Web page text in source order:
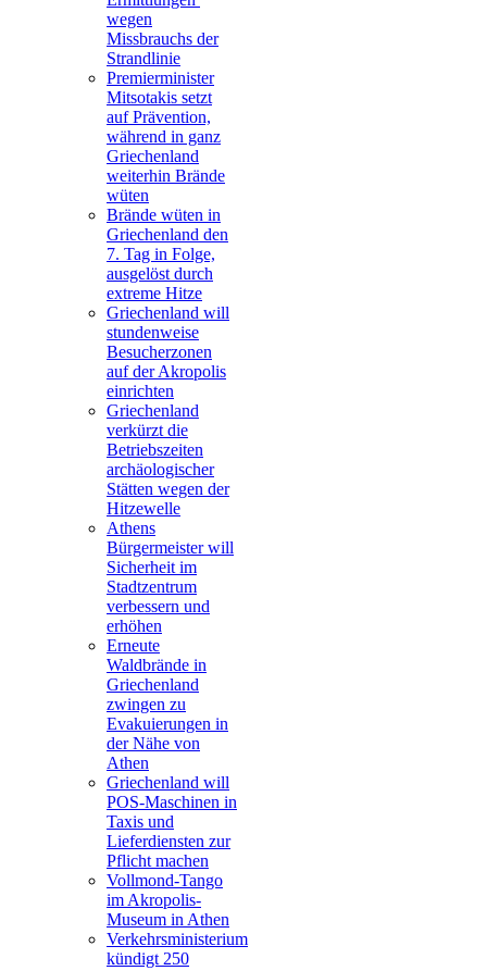
wegen
Missbrauchs der
Strandlinie
Premierminister
Mitsotakis setzt
auf Prävention,
während in ganz
Griechenland
weiterhin Brände
wüten
Brände wüten in
Griechenland den
7. Tag in Folge,
ausgelöst durch
extreme Hitze
Griechenland will
stundenweise
Besucherzonen
auf der Akropolis
einrichten
Griechenland
verkürzt die
Betriebszeiten
archäologischer
Stätten wegen der
Hitzewelle
Athens
Bürgermeister will
Sicherheit im
Stadtzentrum
verbessern und
erhöhen
Erneute
Waldbrände in
Griechenland
zwingen zu
Evakuierungen in
der Nähe von
Athen
Griechenland will
POS-Maschinen in
Taxis und
Lieferdiensten zur
Pflicht machen
Vollmond-Tango
im Akropolis-
Museum in Athen
Verkehrsministerium
kündigt 250